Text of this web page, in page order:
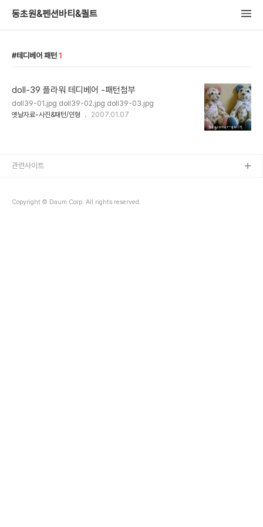
동초원&펜션바티&퀼트
테디베어 패턴 1
doll-39 플라워 테디베어 -패턴첨부
doll39-01.jpg doll39-02.jpg doll39-03.jpg
옛날자료-사진&패턴/인형
2007.01.07
Copyright © Daum Corp. All rights reserved.
관련사이트